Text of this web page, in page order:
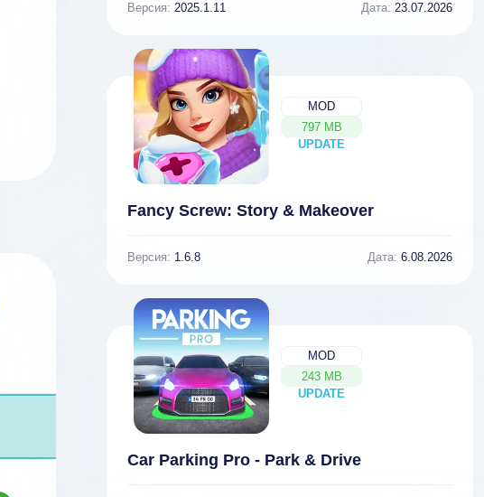
Версия: 2025.1.11 Дата: 23.07.2026
MOD
797 MB
UPDATE
NEW
Fancy Screw: Story & Makeover
Версия: 1.6.8 Дата: 6.08.2026
MOD
243 MB
UPDATE
NEW
Car Parking Pro - Park & Drive